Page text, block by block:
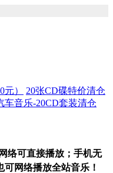
元）
20张CD碟特价清仓
车音乐-20CD套装清仓
络可直接播放；手机无
网络播放全站音乐！